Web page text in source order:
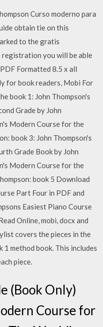
Curso moderno para
obtain tie on this
to the gratis
you will be able
Formatted 8.5 x all
for book readers, Mobi For
book 1: John Thompson's
Grade by John
Modern Course for the
book 3: John Thompson's
Grade Book by John
Modern Course for the
book 5 Download
Part Four in PDF and
Easiest Piano Course
Online, mobi, docx and
covers the pieces in the
1 method book. This includes
piece.
(Book Only)
Course for